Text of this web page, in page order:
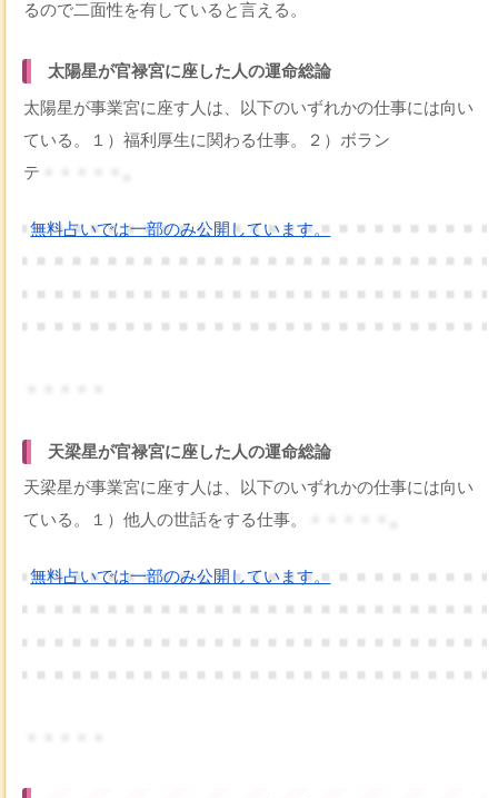
るので二面性を有していると言える。
太陽星が官禄宮に座した人の運命総論
太陽星が事業宮に座す人は、以下のいずれかの仕事には向い
ている。１）福利厚生に関わる仕事。２）ボラン
テ
無料占いでは一部のみ公開しています。
天梁星が官禄宮に座した人の運命総論
天梁星が事業宮に座す人は、以下のいずれかの仕事には向い
ている。１）他人の世話をする仕事。
無料占いでは一部のみ公開しています。